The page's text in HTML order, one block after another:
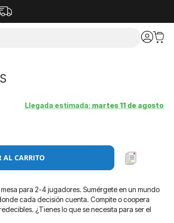
Llegada estimada: martes 11 de agosto
AL CARRITO
para 2-4 jugadores. Sumérgete en un mundo
cada decisión cuenta. Compite o coopera
¿Tienes lo que se necesita para ser el